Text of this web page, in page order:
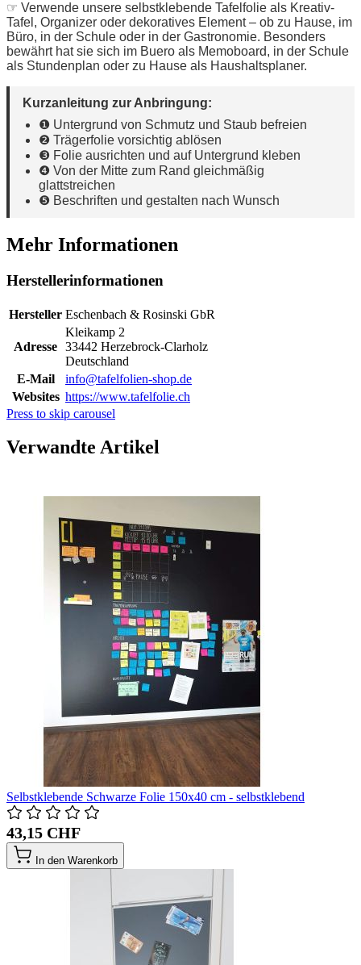
☞ Verwende unsere selbstklebende Tafelfolie als Kreativ-
Tafel, Organizer oder dekoratives Element – ob zu Hause, im
Büro, in der Schule oder in der Gastronomie. Besonders
bewährt hat sie sich im Buero als Memoboard, in der Schule
als Stundenplan oder zu Hause als Haushaltsplaner.
Kurzanleitung zur Anbringung:
❶ Untergrund von Schmutz und Staub befreien
❷ Trägerfolie vorsichtig ablösen
❸ Folie ausrichten und auf Untergrund kleben
❹ Von der Mitte zum Rand gleichmäßig
glattstreichen
❺ Beschriften und gestalten nach Wunsch
Mehr Informationen
Herstellerinformationen
Hersteller Eschenbach & Rosinski GbR
Adresse
Kleikamp 2
33442 Herzebrock-Clarholz
Deutschland
E-Mail
info@tafelfolien-shop.de
Websites https://www.tafelfolie.ch
Press to skip carousel
Verwandte Artikel
Selbstklebende Schwarze Folie 150x40 cm - selbstklebend
43,15 CHF
In den Warenkorb